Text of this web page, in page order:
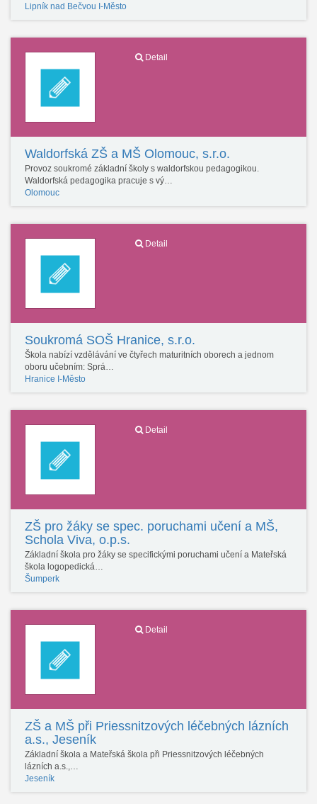
Lipník nad Bečvou I-Město
Detail
Waldorfská ZŠ a MŠ Olomouc, s.r.o.
Provoz soukromé základní školy s waldorfskou pedagogikou.
Waldorfská pedagogika pracuje s vý…
Olomouc
Detail
Soukromá SOŠ Hranice, s.r.o.
Škola nabízí vzdělávání ve čtyřech maturitních oborech a jednom
oboru učebním: Sprá…
Hranice I-Město
Detail
ZŠ pro žáky se spec. poruchami učení a MŠ,
Schola Viva, o.p.s.
Základní škola pro žáky se specifickými poruchami učení a Mateřská
škola logopedická…
Šumperk
Detail
ZŠ a MŠ při Priessnitzových léčebných lázních
a.s., Jeseník
Základní škola a Mateřská škola při Priessnitzových léčebných
lázních a.s.,…
Jeseník